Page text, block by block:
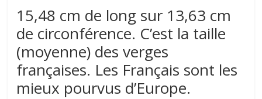
15,48 cm de long sur 13,63 cm
de circonférence. C’est la taille
(moyenne) des verges
françaises. Les Français sont les
mieux pourvus d’Europe.